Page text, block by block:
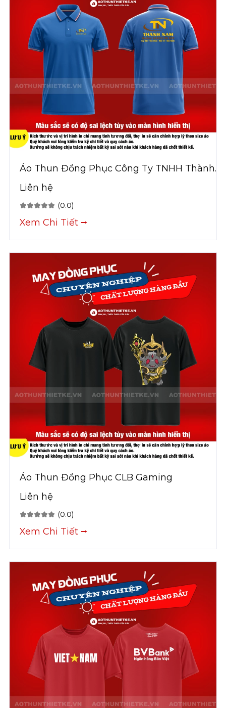
Áo Thun Đồng Phục Công Ty TNHH Thành
Nam
Liên hệ
(0.0)
Xem Chi Tiết ⭢
Áo Thun Đồng Phục CLB Gaming
Liên hệ
(0.0)
Xem Chi Tiết ⭢